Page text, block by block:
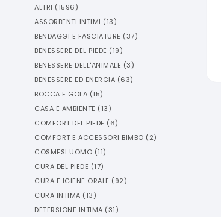
ALTRI (1596)
ASSORBENTI INTIMI (13)
BENDAGGI E FASCIATURE (37)
BENESSERE DEL PIEDE (19)
BENESSERE DELL'ANIMALE (3)
BENESSERE ED ENERGIA (63)
BOCCA E GOLA (15)
CASA E AMBIENTE (13)
COMFORT DEL PIEDE (6)
COMFORT E ACCESSORI BIMBO (2)
COSMESI UOMO (11)
CURA DEL PIEDE (17)
CURA E IGIENE ORALE (92)
CURA INTIMA (13)
DETERSIONE INTIMA (31)